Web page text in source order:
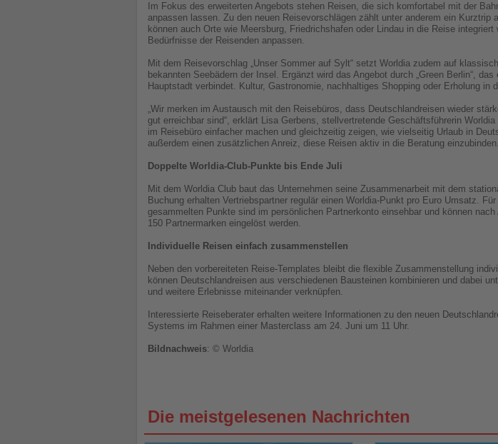
Im Fokus des erweiterten Angebots stehen Reisen, die sich komfortabel mit der
anpassen lassen. Zu den neuen Reisevorschlägen zählt unter anderem ein
können auch Orte wie Meersburg, Friedrichshafen oder Lindau in die Reise
Bedürfnisse der Reisenden anpassen.
Mit dem Reisevorschlag „Unser Sommer auf Sylt“ setzt Worldia zudem auf
bekannten Seebädern der Insel. Ergänzt wird das Angebot durch „Green Berlin“,
Hauptstadt verbindet. Kultur, Gastronomie, nachhaltiges Shopping oder Erholung
„Wir merken im Austausch mit den Reisebüros, dass Deutschlandreisen wieder
gut erreichbar sind“, erklärt Lisa Gerbens, stellvertretende Geschäftsführerin
im Reisebüro einfacher machen und gleichzeitig zeigen, wie vielseitig Urlaub in
außerdem einen zusätzlichen Anreiz, diese Reisen aktiv in die Beratung
Doppelte Worldia-Club-Punkte bis Ende Juli
Mit dem Worldia Club baut das Unternehmen seine Zusammenarbeit mit dem
Buchung erhalten Vertriebspartner regulär einen Worldia-Punkt pro Euro Umsatz.
gesammelten Punkte sind im persönlichen Partnerkonto einsehbar und können
150 Partnermarken eingelöst werden.
Individuelle Reisen einfach zusammenstellen
Neben den vorbereiteten Reise-Templates bleibt die flexible Zusammenstellung
können Deutschlandreisen aus verschiedenen Bausteinen kombinieren und dabei
und weitere Erlebnisse miteinander verknüpfen.
Interessierte Reiseberater erhalten weitere Informationen zu den neuen
Systems im Rahmen einer Masterclass am 24. Juni um 11 Uhr.
Bildnachweis: © Worldia
Die meistgelesenen Nachrichten